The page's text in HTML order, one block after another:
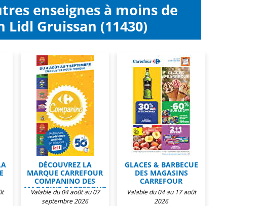
enseignes à moins de
Lidl Gruissan (11430)
DÉCOUVREZ LA
MARQUE CARREFOUR
COMPANINO DES
MAGASINS CARREFOUR
Valable du 04 août au 07
septembre 2026
GLACES & BARBECUE
DES MAGASINS
CARREFOUR
Valable du 04 au 17 août
2026